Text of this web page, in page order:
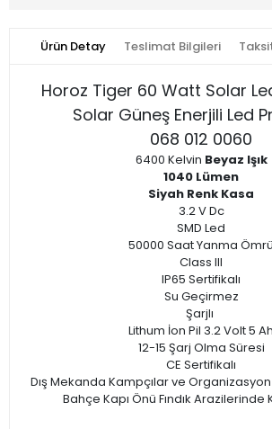
Ürün Detay Teslimat Bilgileri
Horoz Tiger 60 Watt Solar
Solar Güneş Enerjili Led
068 012 0060
6400 Kelvin Beyaz Işık
1040 Lümen
Siyah Renk Kasa
3.2 V Dc
SMD Led
50000 Saat Yanma Ömrü
Class III
IP65 Sertifikalı
Su Geçirmez
Şarjlı
Lithum İon Pil 3.2 Volt 5 Ah
12-15 Şarj Olma Süresi
CE Sertifikalı
Dış Mekanda Kampçılar ve
Bahçe Kapı Önü Fındık Arazilerinde